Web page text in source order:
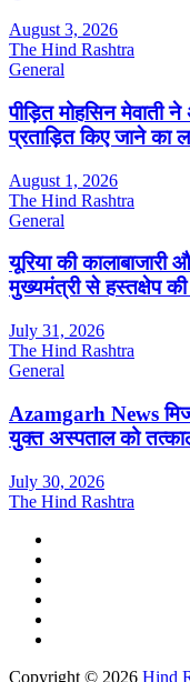
August 3, 2026
The Hind Rashtra
General
पीड़ित मोहसिन मेवाती
प्रताड़ित किए जाने का
August 1, 2026
The Hind Rashtra
General
यूरिया की
मुख्यमंत्री से हस्तक्षेप की
July 31, 2026
The Hind Rashtra
General
Azamgarh News
युक्त अस्पताल को
July 30, 2026
The Hind Rashtra
Copyright © 2026 Hind